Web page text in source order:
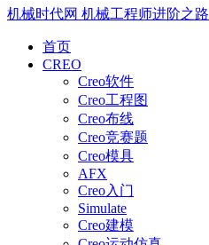
机械时代网 机械工程师进阶之路
首页
CREO
Creo软件
Creo工程图
Creo布线
Creo竞赛题
Creo模具
AFX
Creo入门
Simulate
Creo建模